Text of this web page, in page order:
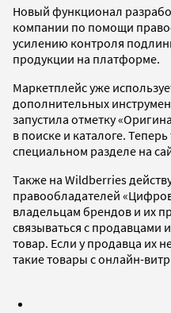
Новый функционал
компании по помощи
усилению контроля
продукции на платформе.
Маркетплейс уже
дополнительных
запустила отметку
в поиске и каталоге.
специальном разделе на
Также на Wildberries
правообладателей
владельцам брендов и их
связываться с продавцами
товар. Если у продавца их
такие товары с онлайн-